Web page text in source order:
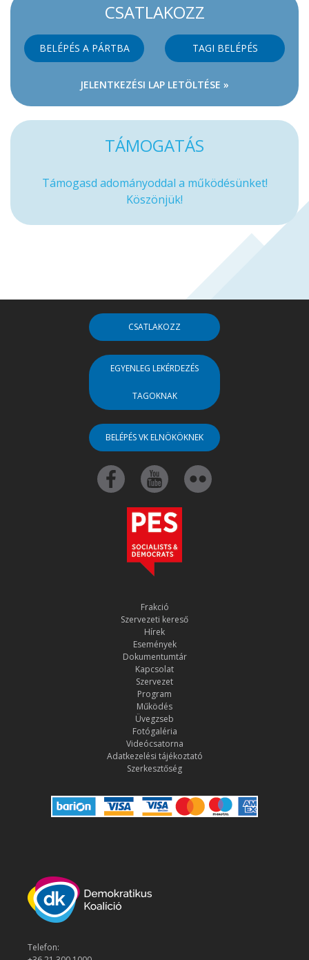
CSATLAKOZZ
BELÉPÉS A PÁRTBA TAGI BELÉPÉS
JELENTKEZÉSI LAP LETÖLTÉSE »
TÁMOGATÁS
Támogasd adományoddal a működésünket!
Köszönjük!
CSATLAKOZZ
EGYENLEG LEKÉRDEZÉS
TAGOKNAK
BELÉPÉS VK ELNÖKÖKNEK
Frakció
Szervezeti kereső
Hírek
Események
Dokumentumtár
Kapcsolat
Szervezet
Program
Működés
Üvegzseb
Fotógaléria
Videócsatorna
Adatkezelési tájékoztató
Szerkesztőség
Telefon: